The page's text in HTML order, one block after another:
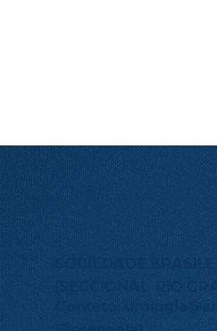
SOCIEDADE
(SECCIONAL RIO
Contato: